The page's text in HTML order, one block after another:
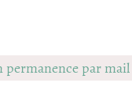
permanence par mail